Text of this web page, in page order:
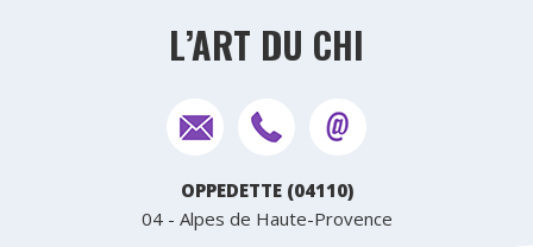
L’ART DU CHI
OPPEDETTE (04110)
04 - Alpes de Haute-Provence